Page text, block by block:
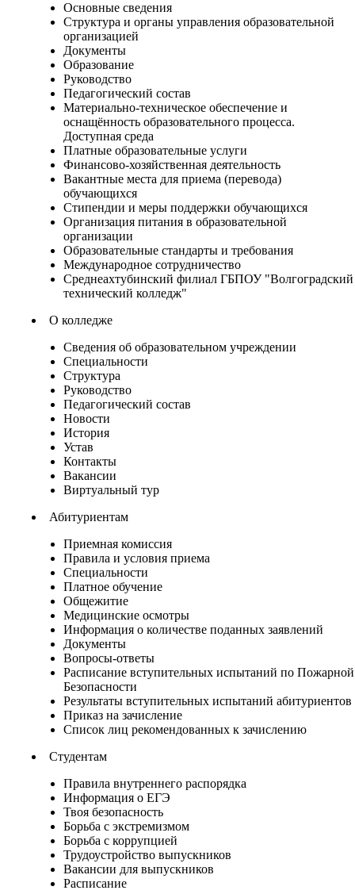
Основные сведения
Структура и органы управления образовательной
организацией
Документы
Образование
Руководство
Педагогический состав
Материально-техническое обеспечение и
оснащённость образовательного процесса.
Доступная среда
Платные образовательные услуги
Финансово-хозяйственная деятельность
Вакантные места для приема (перевода)
обучающихся
Стипендии и меры поддержки обучающихся
Организация питания в образовательной
организации
Образовательные стандарты и требования
Международное сотрудничество
Среднеахтубинский филиал ГБПОУ "Волгоградский
технический колледж"
О колледже
Сведения об образовательном учреждении
Специальности
Структура
Руководство
Педагогический состав
Новости
История
Устав
Контакты
Вакансии
Виртуальный тур
Абитуриентам
Приемная комиссия
Правила и условия приема
Специальности
Платное обучение
Общежитие
Медицинские осмотры
Информация о количестве поданных заявлений
Документы
Вопросы-ответы
Расписание вступительных испытаний по Пожарной
Безопасности
Результаты вступительных испытаний абитуриентов
Приказ на зачисление
Список лиц рекомендованных к зачислению
Студентам
Правила внутреннего распорядка
Информация о ЕГЭ
Твоя безопасность
Борьба с экстремизмом
Борьба с коррупцией
Трудоустройство выпускников
Вакансии для выпускников
Расписание